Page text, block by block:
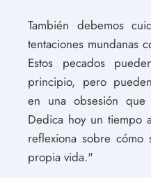
También debemos
tentaciones mundanas
Estos pecados
principio, pero
en una obsesión
Dedica hoy un tiempo
reflexiona sobre
propia vida."